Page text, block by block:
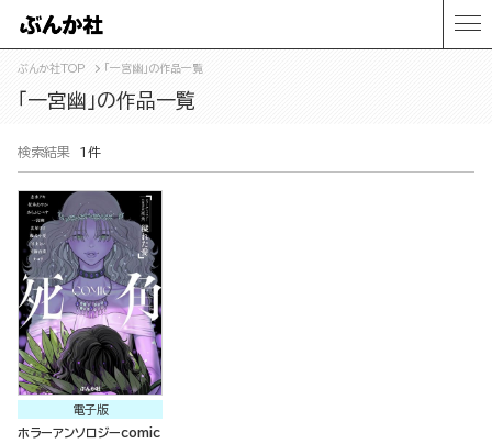
ぶんか社TOP 「一宮幽」の作品一覧
「一宮幽」の作品一覧
検索結果 1件
電子版
ホラーアンソロジーcomic